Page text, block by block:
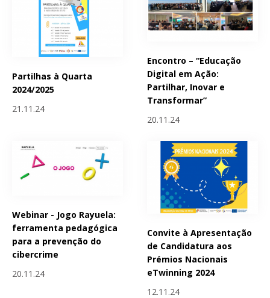
Partilhas à Quarta
2024/2025
21.11.24
Encontro – “Educação
Digital em Ação:
Partilhar, Inovar e
Transformar”
20.11.24
Webinar - Jogo Rayuela:
ferramenta pedagógica
para a prevenção do
cibercrime
20.11.24
Convite à Apresentação
de Candidatura aos
Prémios Nacionais
eTwinning 2024
12.11.24